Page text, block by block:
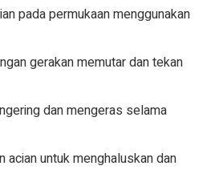
pada permukaan menggunakan
gerakan memutar dan tekan
dan mengeras selama
acian untuk menghaluskan dan